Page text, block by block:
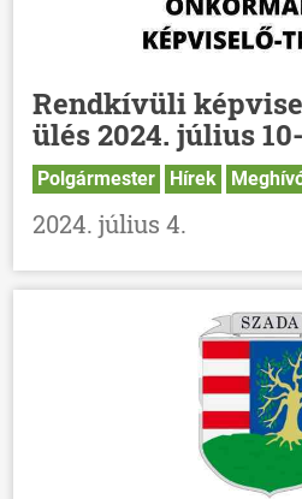
Rendkívüli
ülés 2024. július
Polgármester Hírek
2024. július 4.